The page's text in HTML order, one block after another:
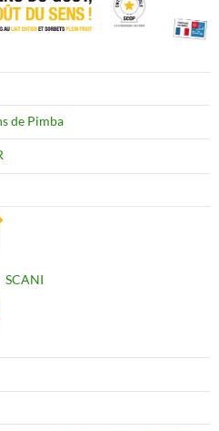
de Pimba
SCANI